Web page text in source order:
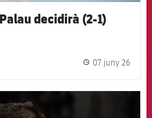
decidirà (2-1)
07 juny 26